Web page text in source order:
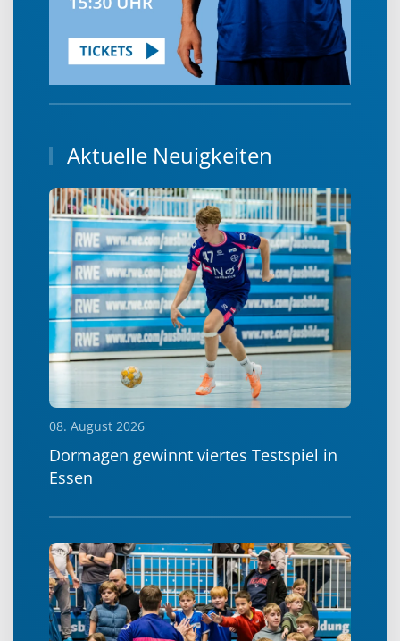
Aktuelle Neuigkeiten
08. August 2026
Dormagen gewinnt viertes Testspiel in
Essen